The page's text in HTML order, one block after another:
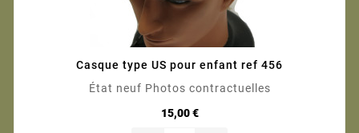
Casque type US pour enfant ref 456
État neuf Photos contractuelles
15,00 €Prix